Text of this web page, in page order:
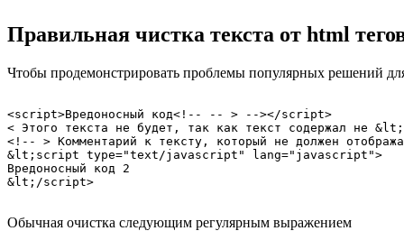
Правильная чистка текста от html
Чтобы продемонстрировать проблемы популярных решений
<script>Вредоносный код<!-- -- > --></script>
< Этого текста не будет, так как текст содержал не
<!-- > Комментарий к тексту, который не должен
&lt;script type="text/javascript" lang="javascript">
Вредоносный код 2
Обычная очистка следующим регулярным выражением